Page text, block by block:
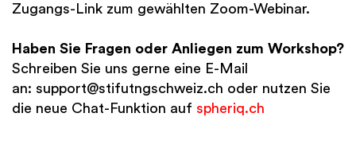
Zugangs-Link zum gewählten Zoom-Webinar.
Haben Sie Fragen oder Anliegen zum Workshop?
Schreiben Sie uns gerne eine E-Mail
an: support@stifutngschweiz.ch oder nutzen Sie
die neue Chat-Funktion auf spheriq.ch